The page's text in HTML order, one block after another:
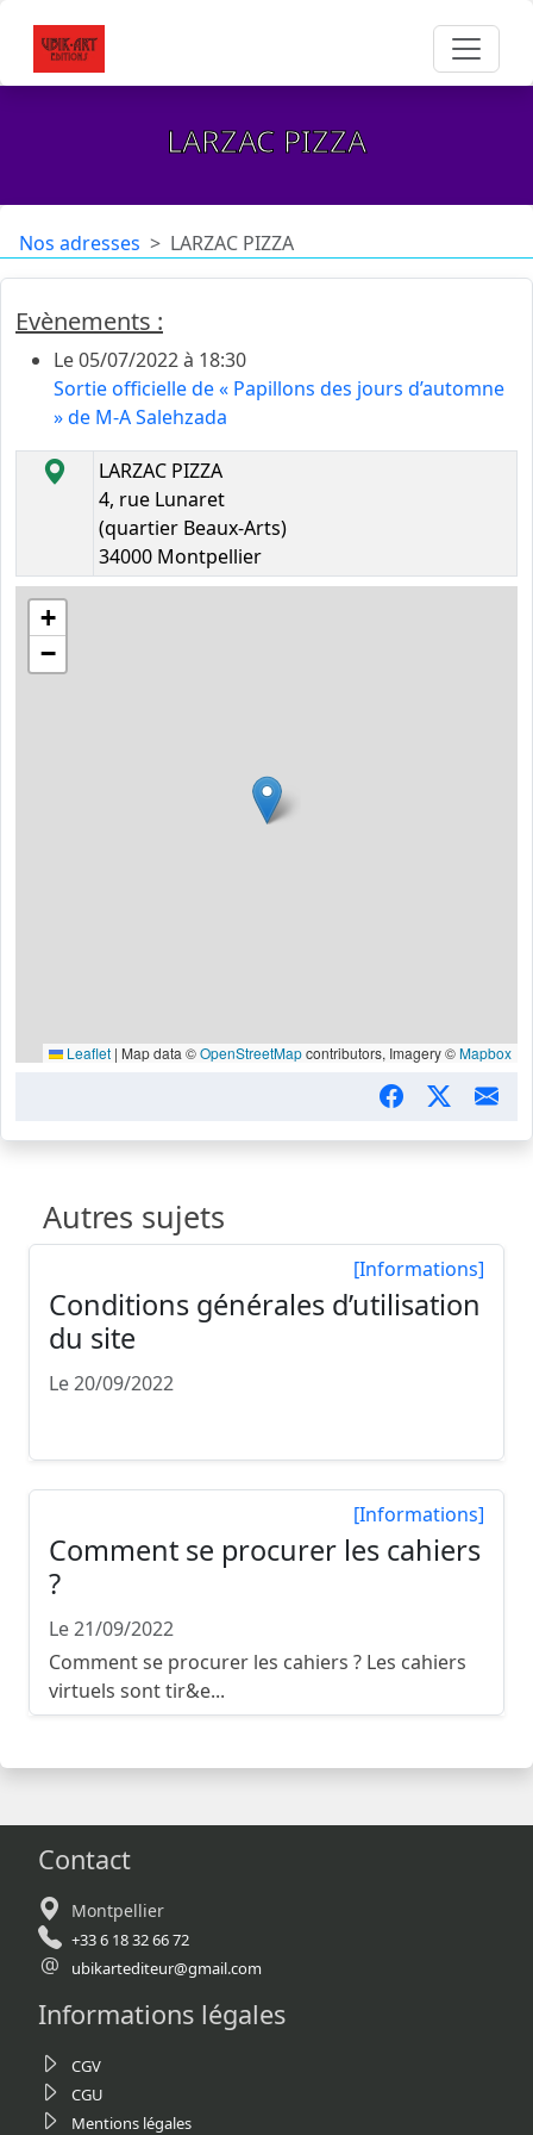
LARZAC PIZZA
Nos adresses LARZAC PIZZA
Evènements :
Le 05/07/2022 à 18:30
Sortie officielle de « Papillons des jours d’automne
» de M-A Salehzada
LARZAC PIZZA
4, rue Lunaret
(quartier Beaux-Arts)
34000 Montpellier
+
−
Leaflet | Map data ©OpenStreetMapcontributors, Imagery ©Mapbox
Autres sujets
[Informations]
Conditions générales d’utilisation
du site
Le 20/09/2022
[Informations]
Comment se procurer les cahiers
?
Le 21/09/2022
Comment se procurer les cahiers ? Les cahiers
virtuels sont tir&e...
Contact
Montpellier
+33 6 18 32 66 72
ubikartediteur@gmail.com
Informations légales
CGV
CGU
Mentions légales